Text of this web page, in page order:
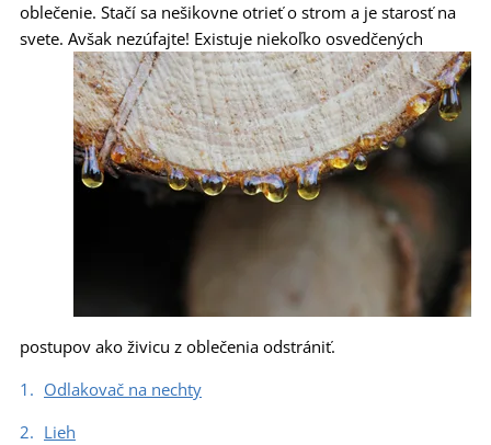
oblečenie. Stačí sa nešikovne otrieť o strom a je starosť na
svete. Avšak nezúfajte! Existuje niekoľko osvedčených
postupov ako živicu z oblečenia odstrániť.
Odlakovač na nechty
Lieh